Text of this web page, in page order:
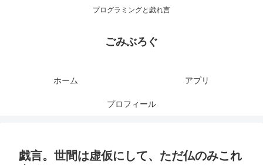
プログラミングと戯れ言
ごみぶろぐ
ホーム アプリ
プロフィール
戯言。世間は虚仮にして、ただ仏のみこれ